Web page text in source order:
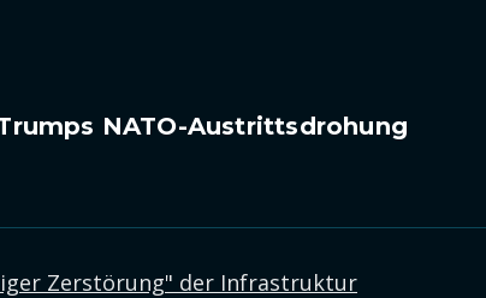
NATO-Austrittsdrohung
Zerstörung" der Infrastruktur